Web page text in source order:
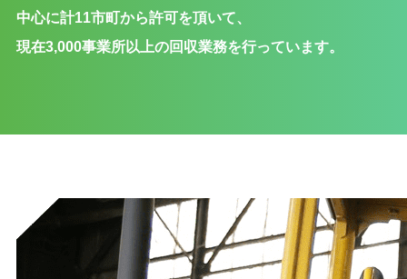
中心に計11市町から許可を頂いて、
現在3,000事業所以上の回収業務を行っています。